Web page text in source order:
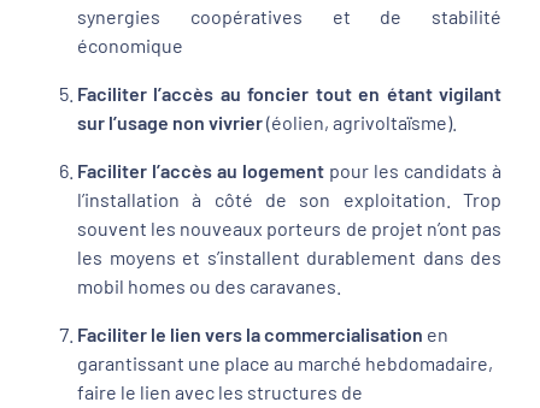
synergies coopératives et de stabilité
économique
Faciliter l’accès au foncier tout en étant vigilant
sur l’usage non vivrier(éolien, agrivoltaïsme).
Faciliter l’accès au logement pour les candidats à
l’installation à côté de son exploitation. Trop
souvent les nouveaux porteurs de projet n’ont pas
les moyens et s’installent durablement dans des
mobil homes ou des caravanes.
Faciliter le lien vers la commercialisation en
garantissant une place au marché hebdomadaire,
faire le lien avec les structures de